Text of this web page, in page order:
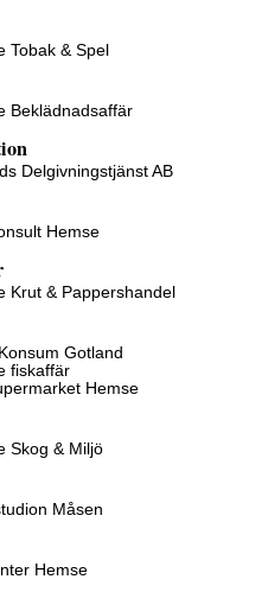
Tobak & Spel
Beklädnadsaffär
Delgivningstjänst AB
Hemse
Krut & Pappershandel
Gotland
fiskaffär
Hemse
Skog & Miljö
Måsen
Hemse